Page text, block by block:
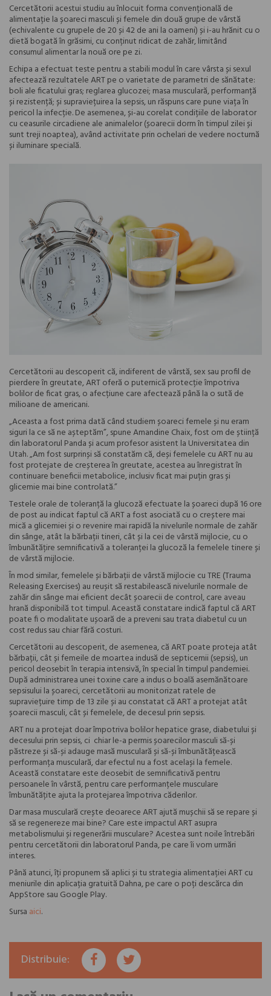
Cercetătorii acestui studiu au înlocuit forma convențională de
alimentație la șoareci masculi și femele din două grupe de vârstă
(echivalente cu grupele de 20 și 42 de ani la oameni) și i-au hrănit cu o
dietă bogată în grăsimi, cu conținut ridicat de zahăr, limitând
consumul alimentar la nouă ore pe zi.
Echipa a efectuat teste pentru a stabili modul în care vârsta și sexul
afectează rezultatele ART pe o varietate de parametri de sănătate:
boli ale ficatului gras; reglarea glucozei; masa musculară, performanță
și rezistență; și supraviețuirea la sepsis, un răspuns care pune viața în
pericol la infecție. De asemenea, și-au corelat condițiile de laborator
cu ceasurile circadiene ale animalelor (șoarecii dorm în timpul zilei și
sunt treji noaptea), având activitate prin ochelari de vedere nocturnă
și iluminare specială.
Cercetătorii au descoperit că, indiferent de vârstă, sex sau profil de
pierdere în greutate, ART oferă o puternică protecție împotriva
bolilor de ficat gras, o afecțiune care afectează până la o sută de
milioane de americani.
„Aceasta a fost prima dată când studiem șoareci femele și nu eram
siguri la ce să ne așteptăm”, spune Amandine Chaix, fost om de știință
din laboratorul Panda și acum profesor asistent la Universitatea din
Utah. „Am fost surprinși să constatăm că, deși femelele cu ART nu au
fost protejate de creșterea în greutate, acestea au înregistrat în
continuare beneficii metabolice, inclusiv ficat mai puțin gras și
glicemie mai bine controlată.”
Testele orale de toleranță la glucoză efectuate la șoareci după 16 ore
de post au indicat faptul că ART a fost asociată cu o creștere mai
mică a glicemiei și o revenire mai rapidă la nivelurile normale de zahăr
din sânge, atât la bărbații tineri, cât și la cei de vârstă mijlocie, cu o
îmbunătățire semnificativă a toleranței la glucoză la femelele tinere și
de vârstă mijlocie.
În mod similar, femelele și bărbații de vârstă mijlocie cu TRE (Trauma
Releasing Exercises) au reușit să restabilească nivelurile normale de
zahăr din sânge mai eficient decât șoarecii de control, care aveau
hrană disponibilă tot timpul. Această constatare indică faptul că ART
poate fi o modalitate ușoară de a preveni sau trata diabetul cu un
cost redus sau chiar fără costuri.
Cercetătorii au descoperit, de asemenea, că ART poate proteja atât
bărbații, cât și femeile de moartea indusă de septicemii (sepsis), un
pericol deosebit în terapia intensivă, în special în timpul pandemiei.
După administrarea unei toxine care a indus o boală asemănătoare
sepsisului la șoareci, cercetătorii au monitorizat ratele de
supraviețuire timp de 13 zile și au constatat că ART a protejat atât
șoarecii masculi, cât și femelele, de decesul prin sepsis.
ART nu a protejat doar împotriva bolilor hepatice grase, diabetului și
decesului prin sepsis, ci chiar le-a permis șoarecilor masculi să-și
păstreze și să-și adauge masă musculară și să-și îmbunătățească
performanța musculară, dar efectul nu a fost același la femele.
Această constatare este deosebit de semnificativă pentru
persoanele în vârstă, pentru care performanțele musculare
îmbunătățite ajuta la protejarea împotriva căderilor.
Dar masa musculară crește deoarece ART ajută mușchii să se repare și
să se regenereze mai bine? Care este impactul ART asupra
metabolismului și regenerării musculare? Acestea sunt noile întrebări
pentru cercetătorii din laboratorul Panda, pe care îi vom urmări
interes.
Până atunci, îți propunem să aplici și tu strategia alimentației ART cu
meniurile din aplicația gratuită Dahna, pe care o poți descărca din
AppStore sau Google Play.
Sursa aici.
Distribuie: